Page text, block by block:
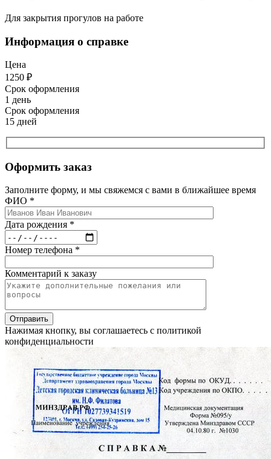
Для закрытия прогулов на работе
Информация о справке
Цена
1250 ₽
Срок оформления
1 день
Срок оформления
15 дней
Оформить заказ
Заполните форму, и мы свяжемся с вами в ближайшее время
ФИО *
Дата рождения *
Номер телефона *
Комментарий к заказу
Нажимая кнопку, вы соглашаетесь с политикой
конфиденциальности